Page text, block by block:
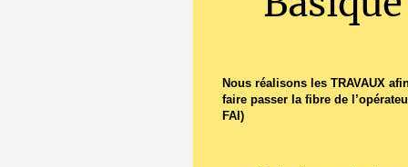
Nous réalisons les TRAVAUX
faire passer la fibre de
FAI)